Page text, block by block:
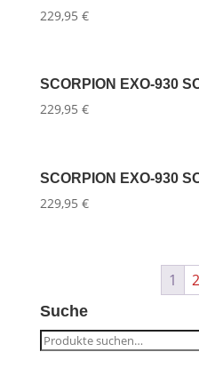
229,95 €
SCORPION EXO-930
229,95 €
SCORPION EXO-930
229,95 €
1 2
Suche
Suche